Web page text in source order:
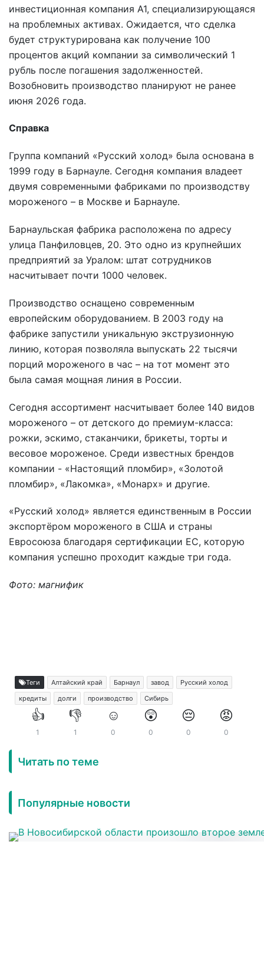
инвестиционная компания А1, специализирующаяся
на проблемных активах. Ожидается, что сделка
будет структурирована как получение 100
процентов акций компании за символический 1
рубль после погашения задолженностей.
Возобновить производство планируют не ранее
июня 2026 года.
Справка
Группа компаний «Русский холод» была основана в
1999 году в Барнауле. Сегодня компания владеет
двумя современными фабриками по производству
мороженого – в Москве и Барнауле.
Барнаульская фабрика расположена по адресу
улица Панфиловцев, 20. Это одно из крупнейших
предприятий за Уралом: штат сотрудников
насчитывает почти 1000 человек.
Производство оснащено современным
европейским оборудованием. В 2003 году на
фабрике запустили уникальную экструзионную
линию, которая позволяла выпускать 22 тысячи
порций мороженого в час – на тот момент это
была самая мощная линия в России.
Сегодня ассортимент насчитывает более 140 видов
мороженого – от детского до премиум-класса:
рожки, эскимо, стаканчики, брикеты, торты и
весовое мороженое. Среди известных брендов
компании - «Настоящий пломбир», «Золотой
пломбир», «Лакомка», «Монарх» и другие.
«Русский холод» является единственным в России
экспортёром мороженого в США и страны
Евросоюза благодаря сертификации ЕС, которую
компания успешно проходит каждые три года.
Фото: магнифик
Теги Алтайский край Барнаул завод
Русский холод
кредиты
долги производство Сибирь
👍
1
👎
1
☺️
0
😲
0
😔
0
😡
0
Читать по теме
Популярные новости